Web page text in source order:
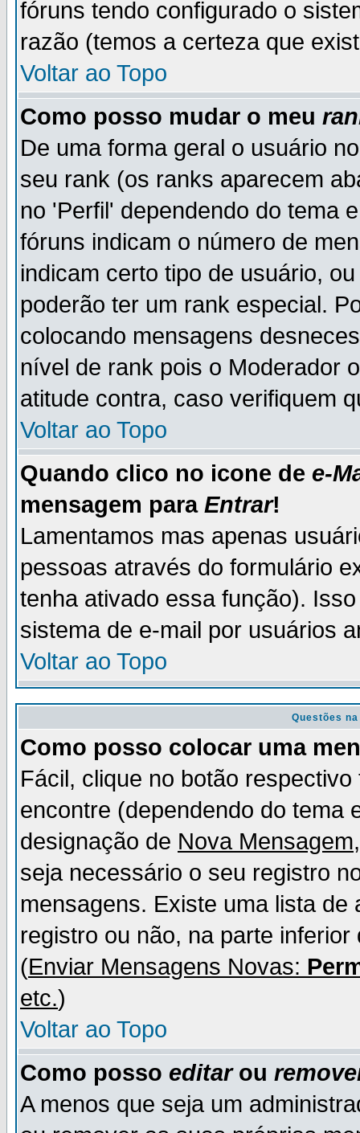
fóruns tendo configurado o
razão (temos a certeza que
Voltar ao Topo
Como posso mudar o meu
De uma forma geral o usuário
seu rank (os ranks aparecem
no 'Perfil' dependendo do tema
fóruns indicam o número de
indicam certo tipo de usuário,
poderão ter um rank especial.
colocando mensagens
nível de rank pois o Moderador
atitude contra, caso verifiquem
Voltar ao Topo
Quando clico no icone de e-
mensagem para Entrar!
Lamentamos mas apenas
pessoas através do formulário
tenha ativado essa função).
sistema de e-mail por usuários
Voltar ao Topo
Questões
Como posso colocar uma
Fácil, clique no botão
encontre (dependendo do tema
designação de Nova Mensagem
seja necessário o seu registro
mensagens. Existe uma lista
registro ou não, na parte
(Enviar Mensagens Novas:
etc.)
Voltar ao Topo
Como posso editarou
A menos que seja um